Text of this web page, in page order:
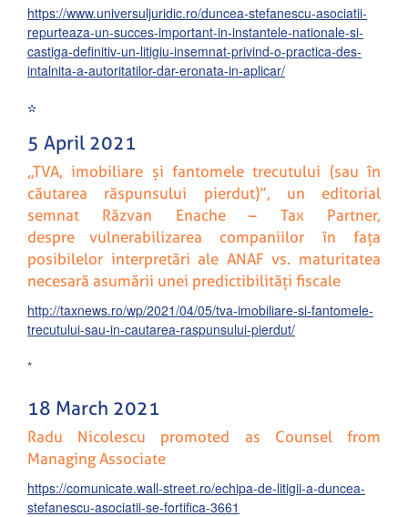
https://www.universuljuridic.ro/duncea-stefanescu-asociatii-
repurteaza-un-succes-important-in-instantele-nationale-si-
castiga-definitiv-un-litigiu-insemnat-privind-o-practica-des-
intalnita-a-autoritatilor-dar-eronata-in-aplicar/
*
5 April 2021
„TVA, imobiliare și fantomele trecutului (sau în
căutarea răspunsului pierdut)”, un editorial
semnat Răzvan Enache – Tax Partner,
despre vulnerabilizarea companiilor în fața
posibilelor interpretări ale ANAF vs. maturitatea
necesară asumării unei predictibilități fiscale
http://taxnews.ro/wp/2021/04/05/tva-imobiliare-si-fantomele-
trecutului-sau-in-cautarea-raspunsului-pierdut/
*
18 March 2021
Radu Nicolescu promoted as Counsel from
Managing Associate
https://comunicate.wall-street.ro/echipa-de-litigii-a-duncea-
stefanescu-asociatii-se-fortifica-3661